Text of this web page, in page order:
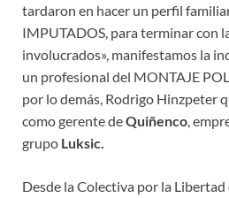
tardaron en hacer un perfil
IMPUTADOS, para terminar con
involucrados», manifestamos la
un profesional del MONTAJE
por lo demás, Rodrigo Hinzpeter
como gerente deQuiñenco ,
grupo Luksic.
Desde la Colectiva por la